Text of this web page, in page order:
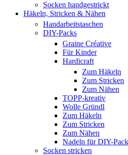
Socken handgestrickt
Häkeln, Stricken & Nähen
Handarbeitstaschen
DIY-Packs
Graine Créative
Für Kinder
Hardicraft
Zum Häkeln
Zum Stricken
Zum Nähen
TOPP-kreativ
Wolle Gründl
Zum Häkeln
Zum Stricken
Zum Nähen
Nadeln für DIY-
Socken stricken